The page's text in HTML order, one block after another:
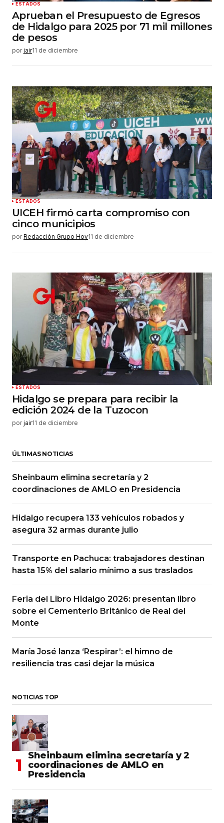
ESTADOS
Aprueban el Presupuesto de Egresos
de Hidalgo para 2025 por 71 mil millones
de pesos
por jair11 de diciembre
ESTADOS
UICEH firmó carta compromiso con
cinco municipios
por Redacción Grupo Hoy11 de diciembre
ESTADOS
Hidalgo se prepara para recibir la
edición 2024 de la Tuzocon
por jair11 de diciembre
ÚLTIMAS NOTICIAS
Sheinbaum elimina secretaría y 2
coordinaciones de AMLO en Presidencia
Hidalgo recupera 133 vehículos robados y
asegura 32 armas durante julio
Transporte en Pachuca: trabajadores destinan
hasta 15% del salario mínimo a sus traslados
Feria del Libro Hidalgo 2026: presentan libro
sobre el Cementerio Británico de Real del
Monte
María José lanza ‘Respirar’: el himno de
resiliencia tras casi dejar la música
NOTICIAS TOP
Sheinbaum elimina secretaría y 2
coordinaciones de AMLO en
Presidencia